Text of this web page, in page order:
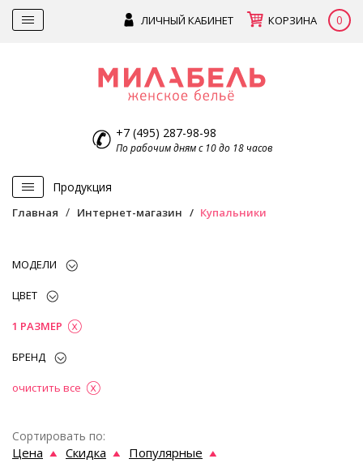
ЛИЧНЫЙ КАБИНЕТ КОРЗИНА 0
+7 (495) 287-98-98
По рабочим дням с 10 до 18 часов
Продукция
Главная Интернет-магазин Купальники
МОДЕЛИ
ЦВЕТ
1 РАЗМЕР
БРЕНД
очистить все
Сортировать по:
Цена Скидка Популярные